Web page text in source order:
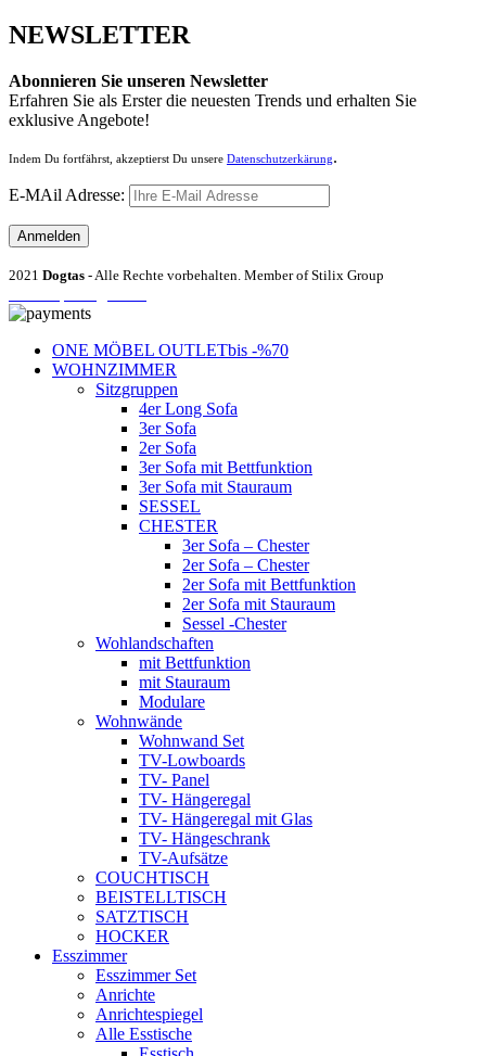
NEWSLETTER
Abonnieren Sie unseren Newsletter
Erfahren Sie als Erster die neuesten Trends und erhalten Sie
exklusive Angebote!
Indem Du fortfährst, akzeptierst Du unsere Datenschutzerkärung.
E-MAil Adresse:
2021 Dogtas - Alle Rechte vorbehalten. Member of Stilix Group
ONE MÖBEL OUTLETbis -%70
WOHNZIMMER
Sitzgruppen
4er Long Sofa
3er Sofa
2er Sofa
3er Sofa mit Bettfunktion
3er Sofa mit Stauraum
SESSEL
CHESTER
3er Sofa – Chester
2er Sofa – Chester
2er Sofa mit Bettfunktion
2er Sofa mit Stauraum
Sessel -Chester
Wohlandschaften
mit Bettfunktion
mit Stauraum
Modulare
Wohnwände
Wohnwand Set
TV-Lowboards
TV- Panel
TV- Hängeregal
TV- Hängeregal mit Glas
TV- Hängeschrank
TV-Aufsätze
COUCHTISCH
BEISTELLTISCH
SATZTISCH
HOCKER
Esszimmer
Esszimmer Set
Anrichte
Anrichtespiegel
Alle Esstische